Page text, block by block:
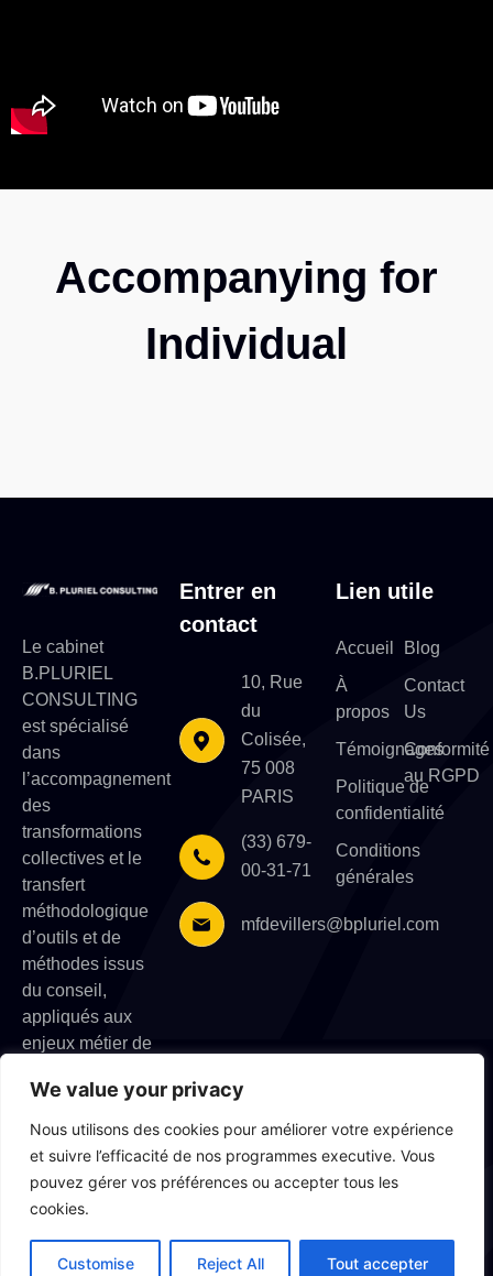
We value your privacy
Nous utilisons des cookies pour améliorer votre expérience
et suivre l’efficacité de nos programmes executive. Vous
pouvez gérer vos préférences ou accepter tous les
cookies.
Customise Reject All Tout accepter
Accompanying for
Individual
Le cabinet
B.PLURIEL
CONSULTING
est spécialisé
dans
l’accompagnement
des
transformations
collectives et le
transfert
méthodologique
d’outils et de
méthodes issus
du conseil,
appliqués aux
enjeux métier de
Entrer en
contact
10, Rue
du
Colisée,
75 008
PARIS
(33) 679-
00-31-71
mfdevillers@bpluriel.com
Lien utile
Accueil
À
propos
Témoignages
Politique de
confidentialité
Conditions
générales
Blog
Contact
Us
Conformité
au RGPD
Droits d’auteur © 2026
B
Pluriel Consulting
droits réservés.
Suivez-nous